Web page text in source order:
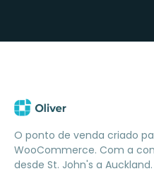
O ponto de venda criado
WooCommerce. Com a
desde St. John's a Auckland.